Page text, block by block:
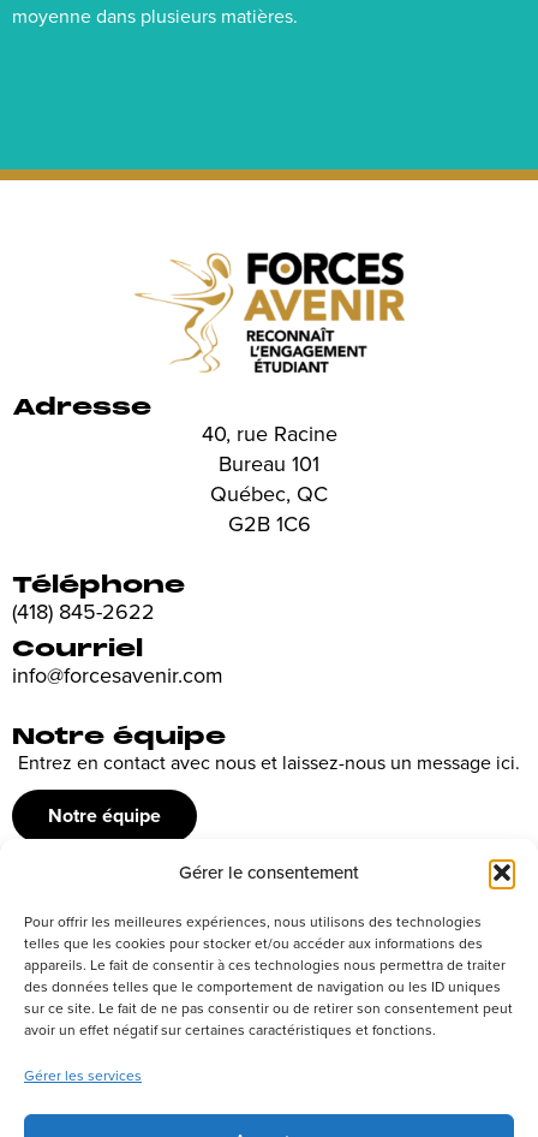
Gérer le consentement
Pour offrir les meilleures expériences, nous utilisons des technologies
telles que les cookies pour stocker et/ou accéder aux informations des
appareils. Le fait de consentir à ces technologies nous permettra de traiter
des données telles que le comportement de navigation ou les ID uniques
sur ce site. Le fait de ne pas consentir ou de retirer son consentement peut
avoir un effet négatif sur certaines caractéristiques et fonctions.
Gérer les services
moyenne dans plusieurs matières.
Adresse
40, rue Racine
Bureau 101
Québec, QC
G2B 1C6
Téléphone
(418) 845-2622
Courriel
info@forcesavenir.com
Notre équipe
Entrez en contact avec nous et laissez-nous un message ici.
Notre équipe
Recrutement
Découvrez nos offres d’emploi ou envoyez votre candidature
spontanée
Postuler